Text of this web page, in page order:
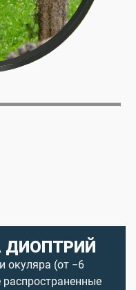
ДИОПТРИЙ
окуляра (от −6